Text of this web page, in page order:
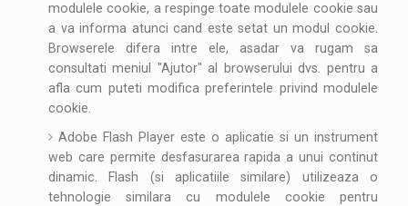
modulele cookie, a respinge toate modulele cookie sau
a va informa atunci cand este setat un modul cookie.
Browserele difera intre ele, asadar va rugam sa
consultati meniul "Ajutor" al browserului dvs. pentru a
afla cum puteti modifica preferintele privind modulele
cookie.
Adobe Flash Player este o aplicatie si un instrument
web care permite desfasurarea rapida a unui continut
dinamic. Flash (si aplicatiile similare) utilizeaza o
tehnologie similara cu modulele cookie pentru